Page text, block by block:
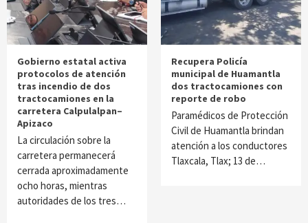
Gobierno estatal activa
protocolos de atención
tras incendio de dos
tractocamiones en la
carretera Calpulalpan–
Apizaco
La circulación sobre la
carretera permanecerá
cerrada aproximadamente
ocho horas, mientras
autoridades de los tres…
Recupera Policía
municipal de Huamantla
dos tractocamiones con
reporte de robo
Paramédicos de Protección
Civil de Huamantla brindan
atención a los conductores
Tlaxcala, Tlax; 13 de…